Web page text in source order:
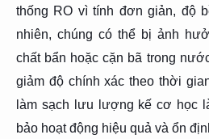
thống RO vì tính đơn giản, độ
nhiên, chúng có thể bị ảnh
chất bẩn hoặc cặn bã trong
giảm độ chính xác theo thời
làm sạch lưu lượng kế cơ học
bảo hoạt động hiệu quả và ổn